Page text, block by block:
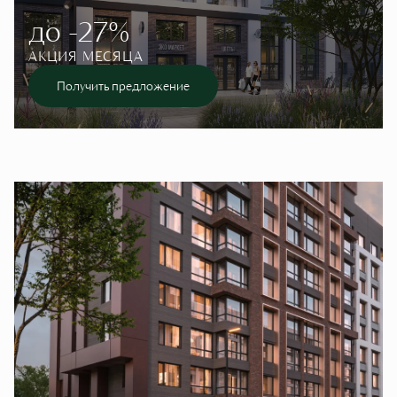
до -27%
АКЦИЯ МЕСЯЦА
Получить предложение